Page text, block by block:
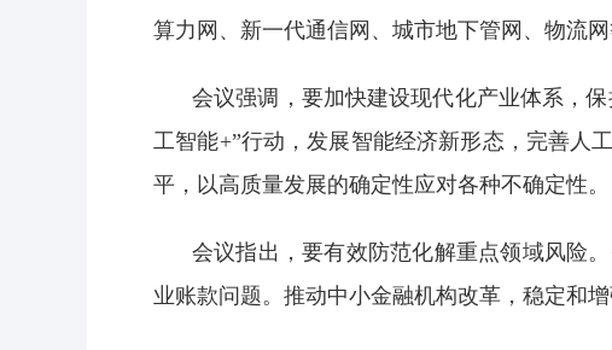
算力网、新一代通信网、城市地下管网、物流
会议强调，要加快建设现代化产业体系，
工智能+”行动，发展智能经济新形态，完善人
平，以高质量发展的确定性应对各种不确定性。
会议指出，要有效防范化解重点领域风险
业账款问题。推动中小金融机构改革，稳定和增